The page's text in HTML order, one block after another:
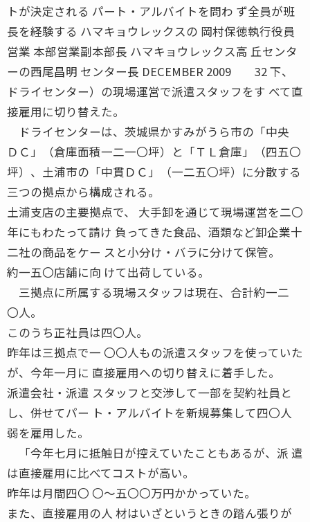
トが決定される パート・アルバイトを問わ ず全員が班
長を経験する ハマキョウレックスの 岡村保徳執行役員
営業 本部営業副本部長 ハマキョウレックス高 丘センタ
ーの西尾昌明 センター長 DECEMBER 2009 32 下、
ドライセンター）の現場運営で派遣スタッフをす べて直
接雇用に切り替えた。
ドライセンターは、茨城県かすみがうら市の「中央
ＤＣ」（倉庫面積一二一〇坪）と「ＴＬ倉庫」（四五〇
坪）、土浦市の「中貫ＤＣ」（一二五〇坪）に分散する
三つの拠点から構成される。
土浦支店の主要拠点で、 大手卸を通じて現場運営を二〇
年にもわたって請け 負ってきた食品、酒類など卸企業十
二社の商品をケー スと小分け・バラに分けて保管。
約一五〇店舗に向 けて出荷している。
三拠点に所属する現場スタッフは現在、合計約一二
〇人。
このうち正社員は四〇人。
昨年は三拠点で一 〇〇人もの派遣スタッフを使っていた
が、今年一月に 直接雇用への切り替えに着手した。
派遣会社・派遣 スタッフと交渉して一部を契約社員と
し、併せてパー ト・アルバイトを新規募集して四〇人
弱を雇用した。
「今年七月に抵触日が控えていたこともあるが、派 遣
は直接雇用に比べてコストが高い。
昨年は月間四〇 〇〜五〇〇万円かかっていた。
また、直接雇用の人 材はいざというときの踏ん張りが